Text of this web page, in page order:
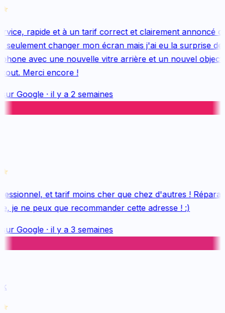
rapide et à un tarif correct et clairement annoncé
changer mon écran mais j'ai eu la surprise de
avec une nouvelle vitre arrière et un nouvel
Merci encore !
Google· il y a 2 semaines
et tarif moins cher que chez d'autres !
je ne peux que recommander cette adresse ! :)
Google· il y a 3 semaines